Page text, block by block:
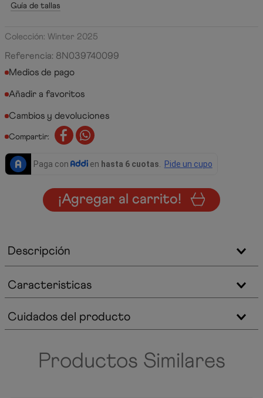
Guía de tallas
Colección: Winter 2025
Referencia: 8N039740099
Medios de pago
Cambios y devoluciones
Compartir:
¡Agregar al carrito!
Descripción
Caracteristicas
Cuidados del producto
Productos Similares